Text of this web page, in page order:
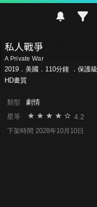
私人戰爭
A Private War
2019．美國．110分鐘 ． 保護級
HD畫質
類型 劇情
星等 4.2
下架時間 2028年10月10日